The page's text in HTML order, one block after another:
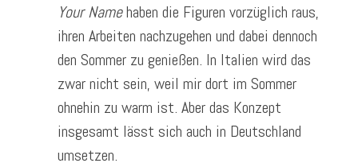
Your Namehaben die Figuren vorzüglich raus,
ihren Arbeiten nachzugehen und dabei dennoch
den Sommer zu genießen. In Italien wird das
zwar nicht sein, weil mir dort im Sommer
ohnehin zu warm ist. Aber das Konzept
insgesamt lässt sich auch in Deutschland
umsetzen.